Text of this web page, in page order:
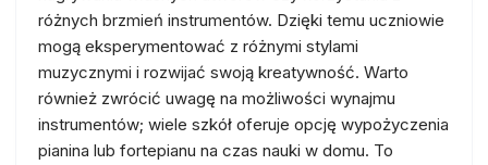
różnych brzmień instrumentów. Dzięki temu uczniowie
mogą eksperymentować z różnymi stylami
muzycznymi i rozwijać swoją kreatywność. Warto
również zwrócić uwagę na możliwości wynajmu
instrumentów; wiele szkół oferuje opcję wypożyczenia
pianina lub fortepianu na czas nauki w domu. To